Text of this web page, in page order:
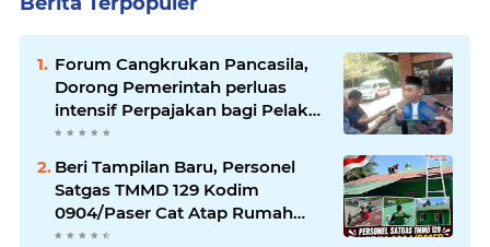
Forum Cangkrukan Pancasila,
Dorong Pemerintah perluas
intensif Perpajakan bagi Pelaku
Usaha UMKM.
Beri Tampilan Baru, Personel
Satgas TMMD 129 Kodim
0904/Paser Cat Atap Rumah
Marbot